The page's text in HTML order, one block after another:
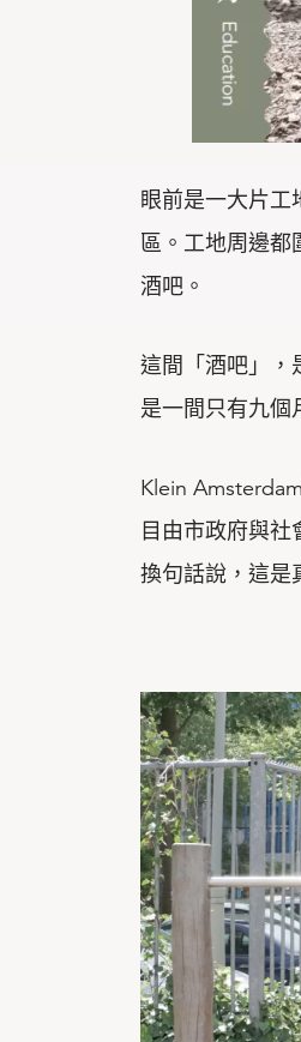
眼前是一大片工
區。工地周邊都
酒吧。
這間「酒吧」，
是一間只有九個
Klein
目由市政府與社
換句話說，這是